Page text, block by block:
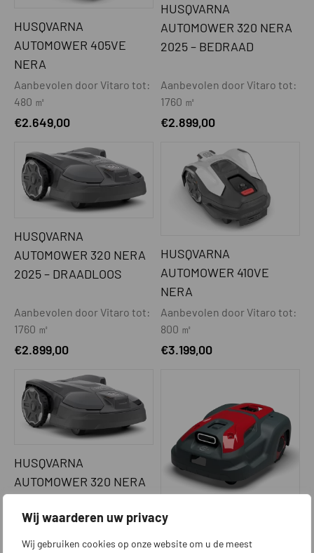
Wij waarderen uw privacy
Wij gebruiken cookies op onze website om u de meest
HUSQVARNA
AUTOMOWER 405VE
NERA
Aanbevolen door Vitaro tot:
480 ㎡
€2.649,00
HUSQVARNA
AUTOMOWER 320 NERA
2025 – BEDRAAD
Aanbevolen door Vitaro tot:
1760 ㎡
€2.899,00
HUSQVARNA
AUTOMOWER 320 NERA
2025 – DRAADLOOS
Aanbevolen door Vitaro tot:
1760 ㎡
€2.899,00
HUSQVARNA
AUTOMOWER 410VE
NERA
Aanbevolen door Vitaro tot:
800 ㎡
€3.199,00
HUSQVARNA
AUTOMOWER 320 NERA
Gratis RA-100 antenne
CRAMER AICONIC 5000
RTK